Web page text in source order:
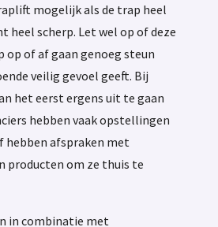
mogelijk als de trap heel
heel scherp. Let wel op of deze
op of af gaan genoeg steun
veilig gevoel geeft. Bij
het eerst ergens uit te gaan
hebben vaak opstellingen
hebben afspraken met
producten om ze thuis te
in combinatie met